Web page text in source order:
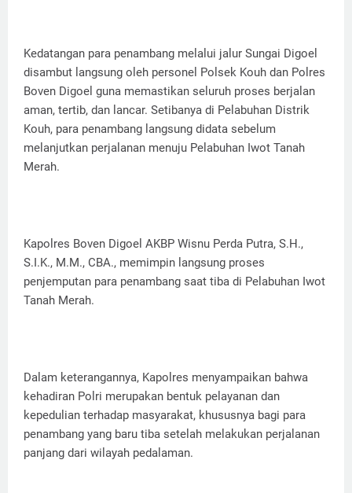
Kedatangan para penambang melalui jalur Sungai Digoel
disambut langsung oleh personel Polsek Kouh dan Polres
Boven Digoel guna memastikan seluruh proses berjalan
aman, tertib, dan lancar. Setibanya di Pelabuhan Distrik
Kouh, para penambang langsung didata sebelum
melanjutkan perjalanan menuju Pelabuhan Iwot Tanah
Merah.
Kapolres Boven Digoel AKBP Wisnu Perda Putra, S.H.,
S.I.K., M.M., CBA., memimpin langsung proses
penjemputan para penambang saat tiba di Pelabuhan Iwot
Tanah Merah.
Dalam keterangannya, Kapolres menyampaikan bahwa
kehadiran Polri merupakan bentuk pelayanan dan
kepedulian terhadap masyarakat, khususnya bagi para
penambang yang baru tiba setelah melakukan perjalanan
panjang dari wilayah pedalaman.